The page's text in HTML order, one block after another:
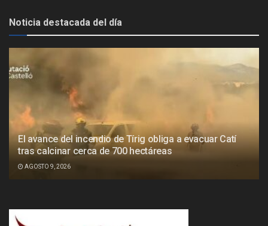
Noticia destacada del día
El avance del incendio de Tírig obliga a evacuar Catí
tras calcinar cerca de 700 hectáreas
AGOSTO 9, 2026